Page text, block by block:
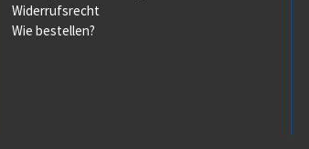
Widerrufsrecht
Wie bestellen?